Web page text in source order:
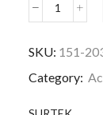
SKU: 151-
Category: